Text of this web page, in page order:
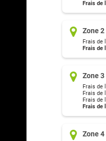
Frais de
Zone 2
Frais de
Frais de
Zone 3
Frais de
Frais de
Frais de
Frais de
Zone 4